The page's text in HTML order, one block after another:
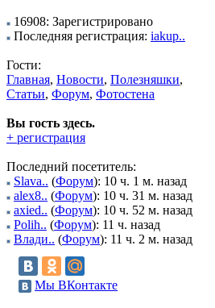
16908: Зарегистрировано
Последняя регистрация: iakup..
Гости:
Главная, Новости, Полезняшки,
Статьи, Форум, Фотостена
Вы гость здесь.
+ регистрация
Последний посетитель:
Slava.. (Форум): 10 ч. 1 м. назад
alex8.. (Форум): 10 ч. 31 м. назад
axied.. (Форум): 10 ч. 52 м. назад
Polih.. (Форум): 11 ч. назад
Влади.. (Форум): 11 ч. 2 м. назад
Мы ВКонтакте